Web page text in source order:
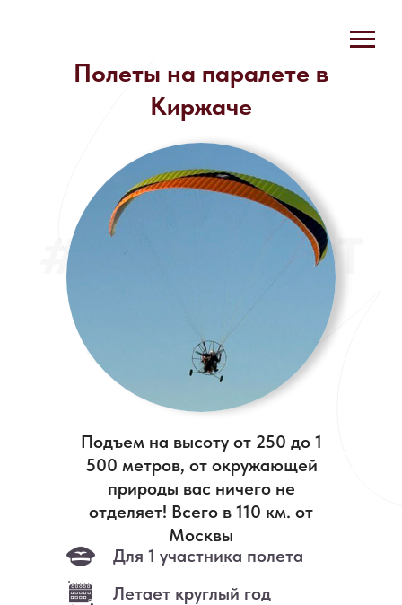
#POLETPILOT
Для 1 участника полета
Летает круглый год
Полеты на паралете в
Киржаче
Подъем на высоту от 250 до 1
500 метров, от окружающей
природы вас ничего не
отделяет! Всего в 110 км. от
Москвы